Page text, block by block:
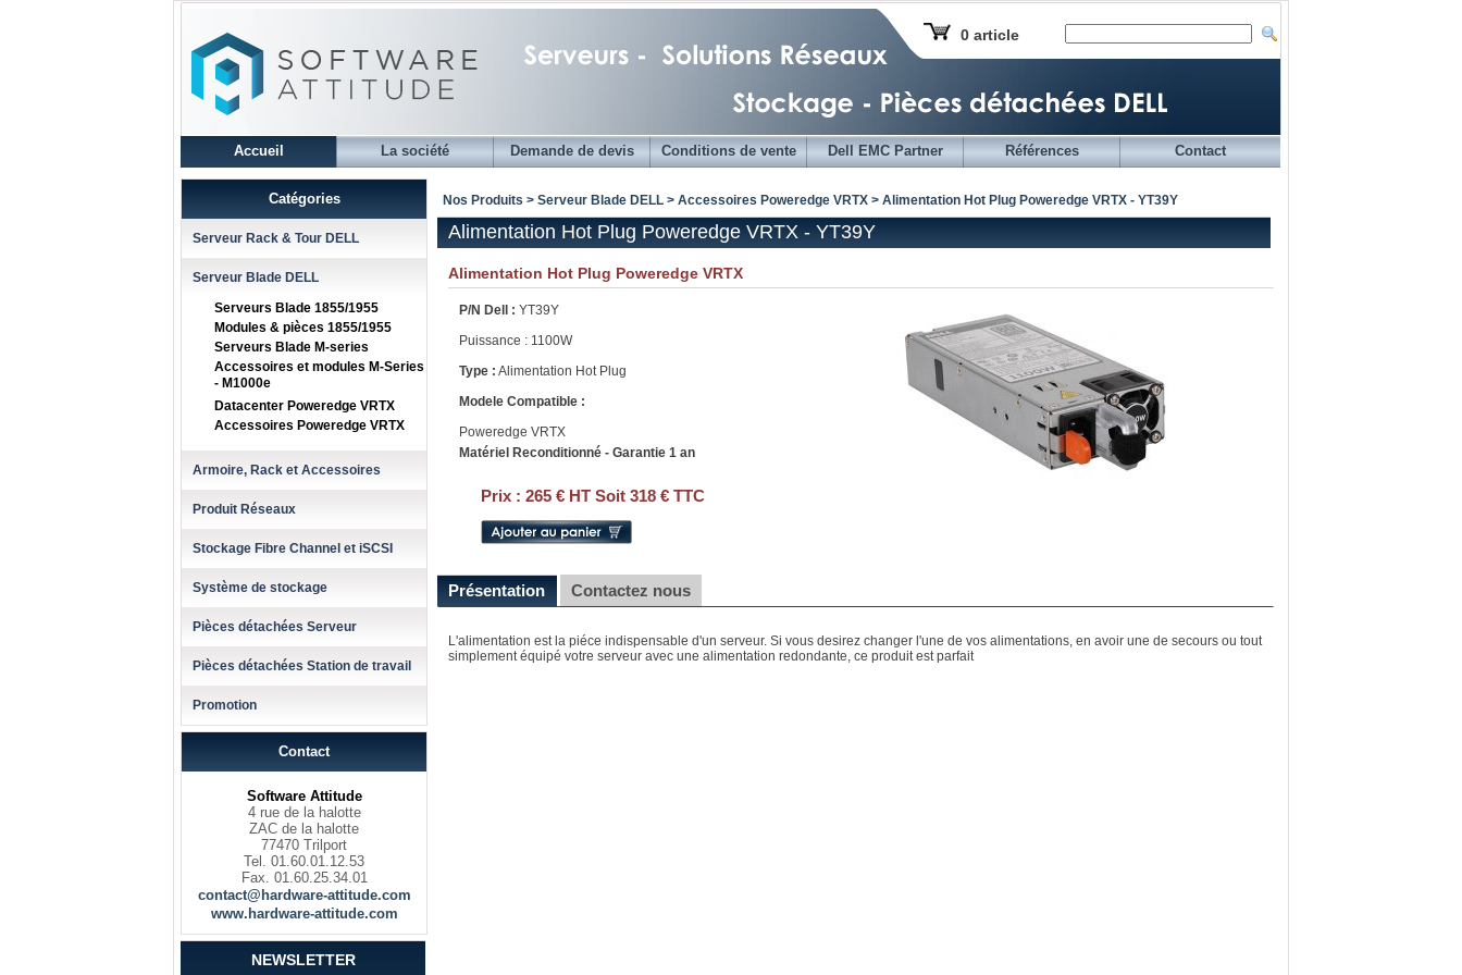
0 article
Accueil La société Demande de devis Conditions de vente Dell EMC Partner Références Contact
Catégories
Serveur Rack & Tour DELL
Serveur Blade DELL
Serveurs Blade 1855/1955
Modules & pièces 1855/1955
Serveurs Blade M-series
Accessoires et modules M-Series
- M1000e
Datacenter Poweredge VRTX
Accessoires Poweredge VRTX
Armoire, Rack et Accessoires
Produit Réseaux
Stockage Fibre Channel et iSCSI
Système de stockage
Pièces détachées Serveur
Pièces détachées Station de travail
Promotion
Contact
Software Attitude
4 rue de la halotte
ZAC de la halotte
77470 Trilport
Tel. 01.60.01.12.53
Fax. 01.60.25.34.01
contact@hardware-attitude.com
www.hardware-attitude.com
NEWSLETTER
Nos Produits > Serveur Blade DELL > Accessoires Poweredge VRTX > Alimentation Hot Plug Poweredge VRTX - YT39Y
Alimentation Hot Plug Poweredge VRTX - YT39Y
Alimentation Hot Plug Poweredge VRTX
P/N Dell : YT39Y
Puissance : 1100W
Type : Alimentation Hot Plug
Modele Compatible :
Poweredge VRTX
Matériel Reconditionné - Garantie 1 an
Prix : 265 € HT Soit 318 € TTC
Présentation Contactez nous
L'alimentation est la piéce indispensable d'un serveur. Si vous desirez changer l'une de vos alimentations, en avoir une de secours ou tout
simplement équipé votre serveur avec une alimentation redondante, ce produit est parfait